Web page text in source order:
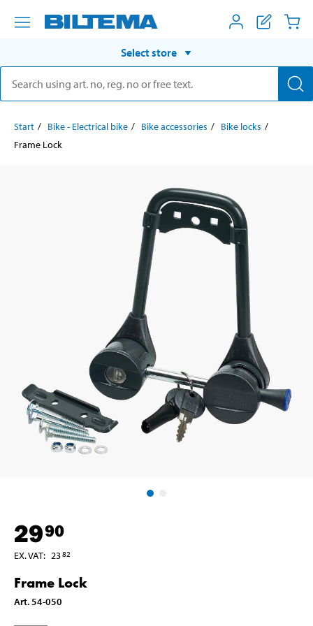
Select store
Start Bike - Electrical bike Bike accessories
Bike locks
Frame Lock
2990
EX. VAT: 2382
Frame Lock
Art. 54-050